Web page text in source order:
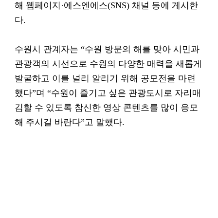
해 웹페이지·에스엔에스(SNS) 채널 등에 게시한
다.
수원시 관계자는 “수원 방문의 해를 맞아 시민과
관광객의 시선으로 수원의 다양한 매력을 새롭게
발굴하고 이를 널리 알리기 위해 공모전을 마련
했다”며 “수원이 즐기고 싶은 관광도시로 자리매
김할 수 있도록 참신한 영상 콘텐츠를 많이 응모
해 주시길 바란다”고 말했다.